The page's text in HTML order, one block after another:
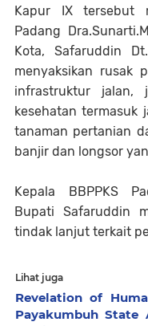
Kapur IX tersebut
Padang
Kota, Safaruddin
menyaksikan rusak
infrastruktur jalan,
kesehatan termasuk
tanaman pertanian
banjir dan longsor
Kepala BBPPKS
Bupati Safaruddin
tindak lanjut terkait
Lihat juga
Revelation of
Payakumbuh State